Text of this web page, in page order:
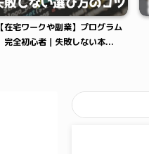
【在宅ワークや副業】プログラム
完全初心者｜失敗しない本...